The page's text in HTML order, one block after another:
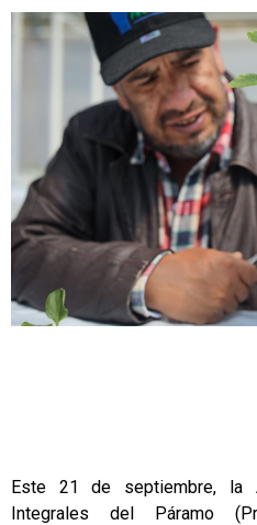
Este 21 de septiembre, la
Integrales del Páramo